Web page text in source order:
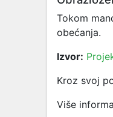
Tokom
obećanja.
Izvor:
Kroz svoj
Više